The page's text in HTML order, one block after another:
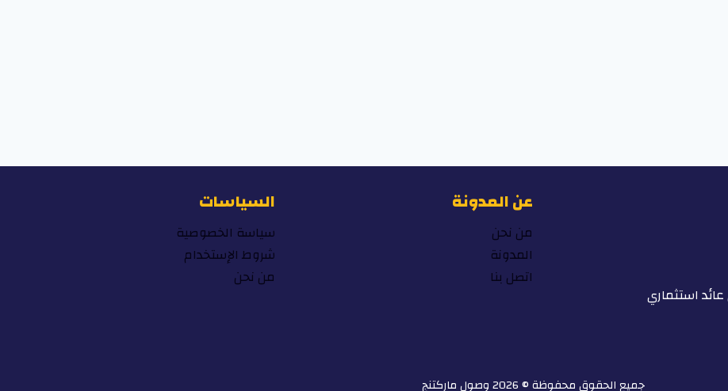
استثماري
عن المدونة
من نحن
المدونة
اتصل بنا
السياسات
سياسة الخصوصية
شروط الإستخدام
من نحن
جميع الحقوق محفوظة © 2026 وصول ماركتنج